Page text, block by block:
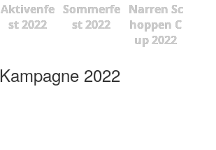
Aktivenfe
st 2022
Sommerfe
st 2022
Narren Sc
hoppen C
up 2022
Kampagne 2022